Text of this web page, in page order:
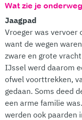
Wat zie je
Jaagpad
Vroeger was vervoer
want de wegen
zware en grote
IJssel werd daarom
ofwel voorttrekken,
gedaan. Soms deed
een arme familie
werden ook paarden